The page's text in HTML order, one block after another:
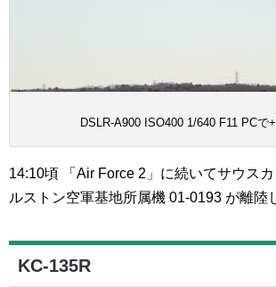
DSLR-A900 ISO400 1/640 F11 PCで
14:10頃 「Air Force 2」に続いてサウス
ルストン空軍基地所属機 01-0193 が離陸
KC-135R